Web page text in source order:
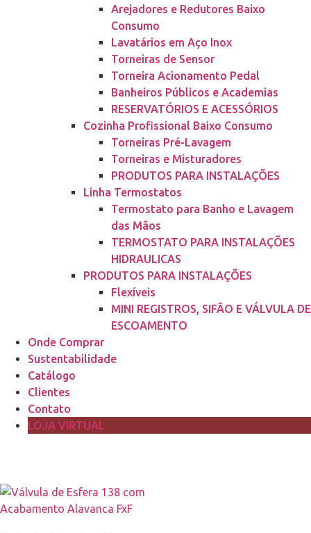
Arejadores e Redutores Baixo
Consumo
Lavatários em Aço Inox
Torneiras de Sensor
Torneira Acionamento Pedal
Banheiros Públicos e Academias
RESERVATÓRIOS E ACESSÓRIOS
Cozinha Profissional Baixo Consumo
Torneiras Pré-Lavagem
Torneiras e Misturadores
PRODUTOS PARA INSTALAÇÕES
Linha Termostatos
Termostato para Banho e Lavagem
das Mãos
TERMOSTATO PARA INSTALAÇÕES
HIDRAULICAS
PRODUTOS PARA INSTALAÇÕES
Flexíveis
MINI REGISTROS, SIFÃO E VÁLVULA DE
ESCOAMENTO
Onde Comprar
Sustentabilidade
Catálogo
Clientes
Contato
LOJA VIRTUAL